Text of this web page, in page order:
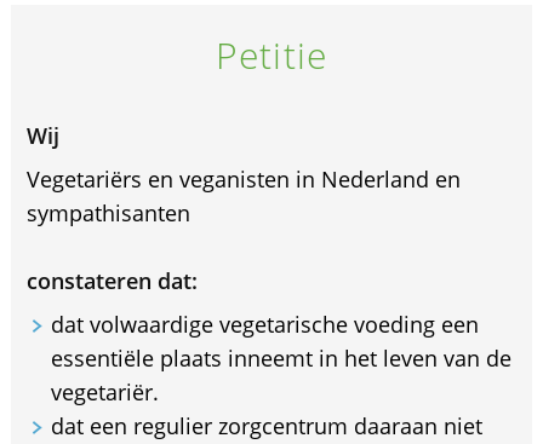
Petitie
Wij
Vegetariërs en veganisten in Nederland en
sympathisanten
constateren dat:
dat volwaardige vegetarische voeding een
essentiële plaats inneemt in het leven van de
vegetariër.
dat een regulier zorgcentrum daaraan niet